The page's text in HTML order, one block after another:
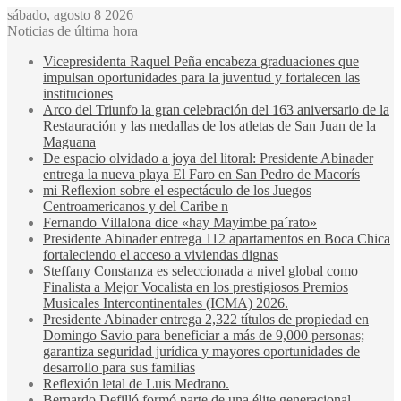
sábado, agosto 8 2026
Noticias de última hora
Vicepresidenta Raquel Peña encabeza graduaciones que
impulsan oportunidades para la juventud y fortalecen las
instituciones
Arco del Triunfo la gran celebración del 163 aniversario de la
Restauración y las medallas de los atletas de San Juan de la
Maguana
De espacio olvidado a joya del litoral: Presidente Abinader
entrega la nueva playa El Faro en San Pedro de Macorís
mi Reflexion sobre el espectáculo de los Juegos
Centroamericanos y del Caribe n
Fernando Villalona dice «hay Mayimbe pa´rato»
Presidente Abinader entrega 112 apartamentos en Boca Chica
fortaleciendo el acceso a viviendas dignas
Steffany Constanza es seleccionada a nivel global como
Finalista a Mejor Vocalista en los prestigiosos Premios
Musicales Intercontinentales (ICMA) 2026.
Presidente Abinader entrega 2,322 títulos de propiedad en
Domingo Savio para beneficiar a más de 9,000 personas;
garantiza seguridad jurídica y mayores oportunidades de
desarrollo para sus familias
Reflexión letal de Luis Medrano.